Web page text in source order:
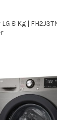
8 Kg |